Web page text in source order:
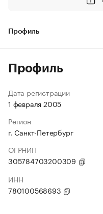
Профиль
Профиль
Дата регистрации
1 февраля 2005
Регион
г. Санкт-Петербург
ОГРНИП
305784703200309
ИНН
780100568693